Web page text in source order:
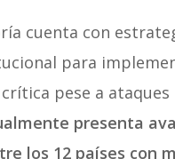
cuenta con
para
pese a
presenta
los 12 países con